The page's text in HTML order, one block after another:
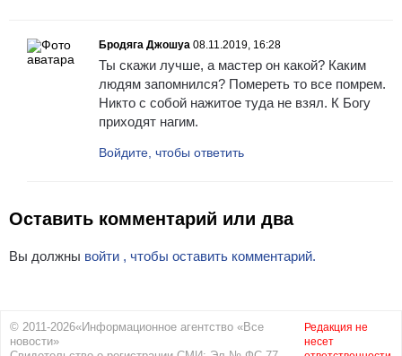
Бродяга Джошуа 08.11.2019, 16:28
Ты скажи лучше, а мастер он какой? Каким
людям запомнился? Помереть то все помрем.
Никто с собой нажитое туда не взял. К Богу
приходят нагим.
Войдите, чтобы ответить
Оставить комментарий или два
Вы должны войти , чтобы оставить комментарий.
© 2011-2026«Информационное агентство «Все
новости»
Редакция не
несет